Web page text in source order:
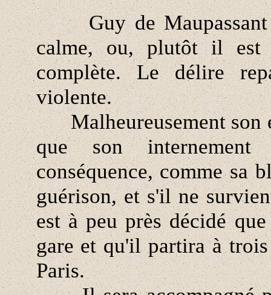
Guy de Maupassant
calme, ou, plutôt il est
complète. Le délire
violente.
Malheureusement son
que son internement
conséquence, comme sa
guérison, et s'il ne
est à peu près décidé
gare et qu'il partira à
Paris.